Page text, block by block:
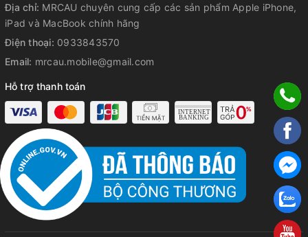
Địa chỉ: MRCAU chuyên cung cấp các sản phẩm Apple iPhone,
iPad và MacBook chính hãng
Điện thoại: 0933843570
Email: mrcau.mobile@gmail.com
Hỗ trợ thanh toán